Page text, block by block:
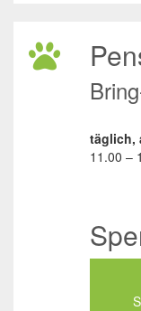
täglich,
11.00 –